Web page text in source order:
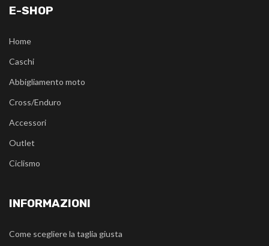
E-SHOP
Home
Caschi
Abbigliamento moto
Cross/Enduro
Accessori
Outlet
Ciclismo
INFORMAZIONI
Come scegliere la taglia giusta